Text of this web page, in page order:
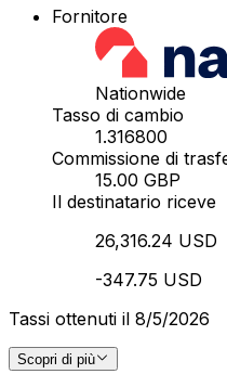
Fornitore
Nationwide
Tasso di cambio
1.316800
Commissione di
15.00 GBP
Il destinatario riceve
26,316.24 USD
-347.75 USD
Tassi ottenuti il 8/5/2026
Scopri di più